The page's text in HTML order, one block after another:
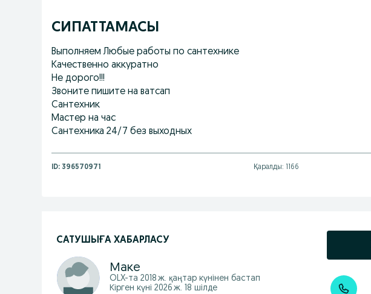
СИПАТТАМАСЫ
Выполняем Любые работы по сантехнике
Качественно аккуратно
Не дорого!!!
Звоните пишите на ватсап
Сантехник
Мастер на час
Сантехника 24/7 без выходных
ID: 396570971 Қаралды: 1166
САТУШЫҒА ХАБАРЛАСУ
Маке
OLX-та 2018 ж. қаңтар күнінен бастап
Кірген күні 2026 ж. 18 шілде